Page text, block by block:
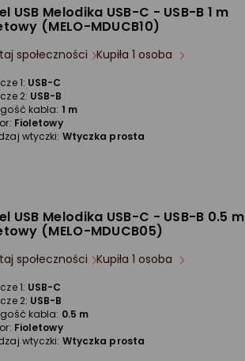
USB Melodika USB-C - USB-B 1 m
(MELO-MDUCB10)
społeczności Kupiła 1 osoba
1: USB-C
2: USB-B
kabla: 1 m
Fioletowy
wtyczki: Wtyczka prosta
USB Melodika USB-C - USB-B 0.5 m
(MELO-MDUCB05)
społeczności Kupiła 1 osoba
1: USB-C
2: USB-B
kabla: 0.5 m
Fioletowy
wtyczki: Wtyczka prosta